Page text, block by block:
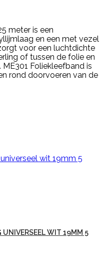
meter is een
en een met vezel
voor een luchtdichte
of tussen de folie en
Foliekleefband is
rond doorvoeren van de
WIT 19MM 5